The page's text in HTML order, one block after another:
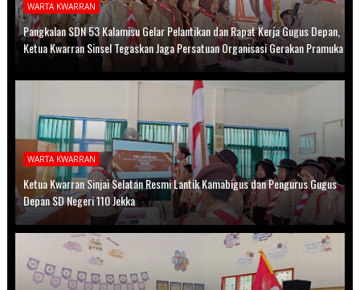
WARTA KWARRAN
Pangkalan SDN 53 Kalamisu Gelar Pelantikan dan Rapat Kerja Gugus Depan,
Ketua Kwarran Sinsel Tegaskan Jaga Persatuan Organisasi Gerakan Pramuka
WARTA KWARRAN
Ketua Kwarran Sinjai Selatan Resmi Lantik Kamabigus dan Pengurus Gugus
Depan SD Negeri 110 Jekka